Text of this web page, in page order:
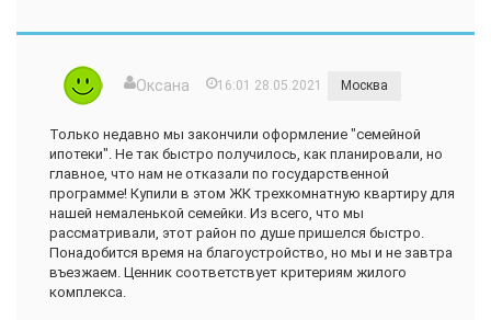
Оксана 16:01 28.05.2021 Москва
Только недавно мы закончили оформление "семейной
ипотеки". Не так быстро получилось, как планировали, но
главное, что нам не отказали по государственной
программе! Купили в этом ЖК трехкомнатную квартиру для
нашей немаленькой семейки. Из всего, что мы
рассматривали, этот район по душе пришелся быстро.
Понадобится время на благоустройство, но мы и не завтра
въезжаем. Ценник соответствует критериям жилого
комплекса.